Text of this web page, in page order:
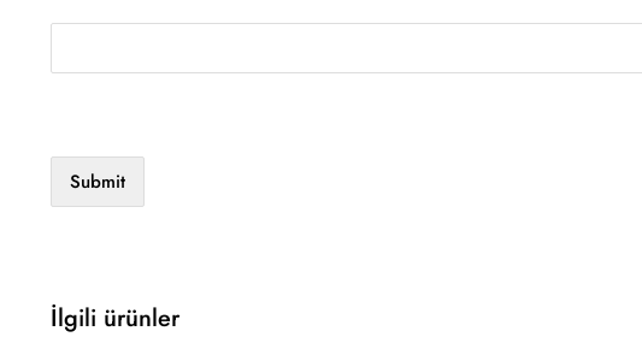
İlgili ürünler